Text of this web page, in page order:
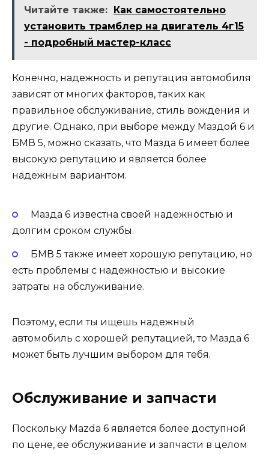
Читайте также: Как самостоятельно
установить трамблер на двигатель 4г15
- подробный мастер-класс
Конечно, надежность и репутация автомобиля
зависят от многих факторов, таких как
правильное обслуживание, стиль вождения и
другие. Однако, при выборе между Маздой 6 и
БМВ 5, можно сказать, что Мазда 6 имеет более
высокую репутацию и является более
надежным вариантом.
Мазда 6 известна своей надежностью и
долгим сроком службы.
БМВ 5 также имеет хорошую репутацию, но
есть проблемы с надежностью и высокие
затраты на обслуживание.
Поэтому, если ты ищешь надежный
автомобиль с хорошей репутацией, то Мазда 6
может быть лучшим выбором для тебя.
Обслуживание и запчасти
Поскольку Mazda 6 является более доступной
по цене, ее обслуживание и запчасти в целом